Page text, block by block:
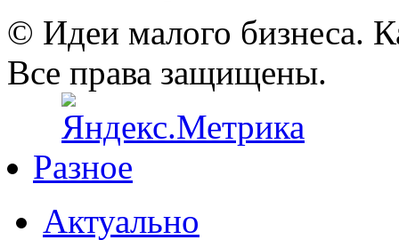
© Идеи малого бизнеса.
Все права защищены.
Разное
Актуально